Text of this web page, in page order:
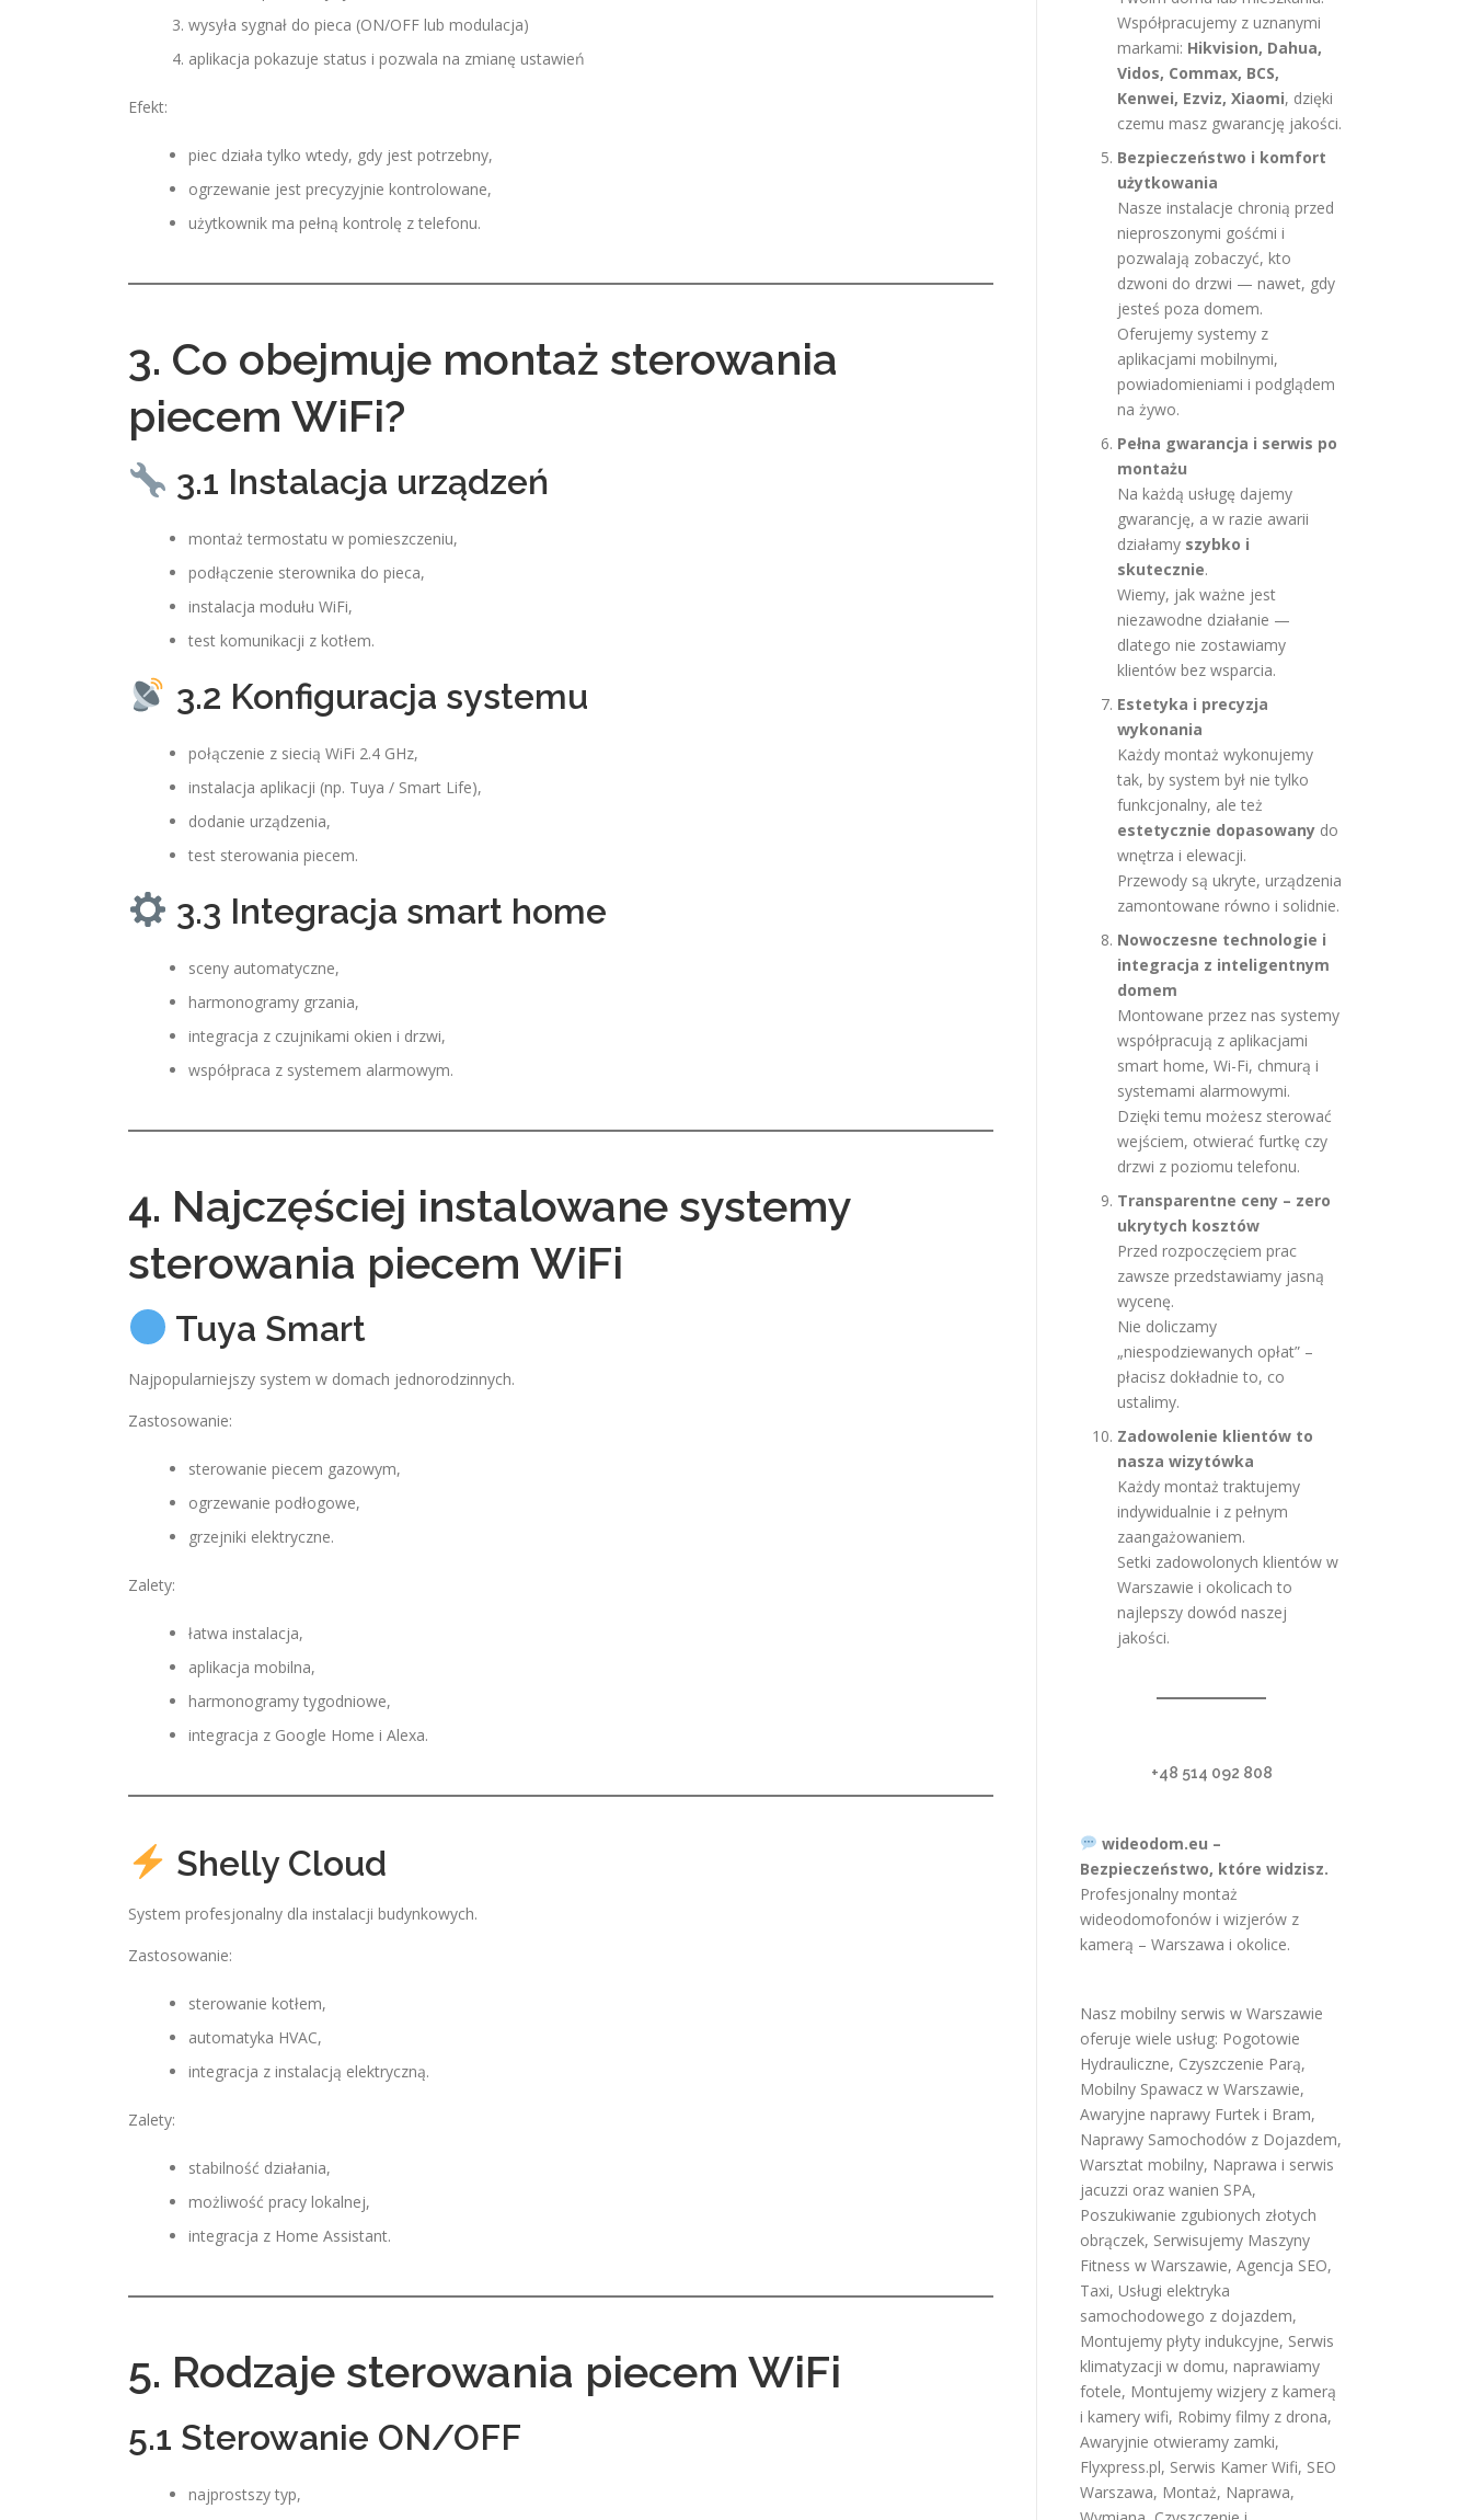
wysyła sygnał do pieca (ON/OFF lub modulacja)
aplikacja pokazuje status i pozwala na zmianę ustawień
Efekt:
piec działa tylko wtedy, gdy jest potrzebny,
ogrzewanie jest precyzyjnie kontrolowane,
użytkownik ma pełną kontrolę z telefonu.
3. Co obejmuje montaż sterowania
piecem WiFi?
3.1 Instalacja urządzeń
montaż termostatu w pomieszczeniu,
podłączenie sterownika do pieca,
instalacja modułu WiFi,
test komunikacji z kotłem.
3.2 Konfiguracja systemu
połączenie z siecią WiFi 2.4 GHz,
instalacja aplikacji (np. Tuya / Smart Life),
dodanie urządzenia,
test sterowania piecem.
3.3 Integracja smart home
sceny automatyczne,
harmonogramy grzania,
integracja z czujnikami okien i drzwi,
współpraca z systemem alarmowym.
4. Najczęściej instalowane systemy
sterowania piecem WiFi
Tuya Smart
Najpopularniejszy system w domach jednorodzinnych.
Zastosowanie:
sterowanie piecem gazowym,
ogrzewanie podłogowe,
grzejniki elektryczne.
Zalety:
łatwa instalacja,
aplikacja mobilna,
harmonogramy tygodniowe,
integracja z Google Home i Alexa.
Shelly Cloud
System profesjonalny dla instalacji budynkowych.
Zastosowanie:
sterowanie kotłem,
automatyka HVAC,
integracja z instalacją elektryczną.
Zalety:
stabilność działania,
możliwość pracy lokalnej,
integracja z Home Assistant.
5. Rodzaje sterowania piecem WiFi
5.1 Sterowanie ON/OFF
najprostszy typ,
Współpracujemy z uznanymi
markami: Hikvision, Dahua,
Vidos, Commax, BCS,
Kenwei, Ezviz, Xiaomi, dzięki
czemu masz gwarancję jakości.
Bezpieczeństwo i komfort
użytkowania
Nasze instalacje chronią przed
nieproszonymi gośćmi i
pozwalają zobaczyć, kto
dzwoni do drzwi — nawet, gdy
jesteś poza domem.
Oferujemy systemy z
aplikacjami mobilnymi,
powiadomieniami i podglądem
na żywo.
Pełna gwarancja i serwis po
montażu
Na każdą usługę dajemy
gwarancję, a w razie awarii
działamy szybko i
skutecznie.
Wiemy, jak ważne jest
niezawodne działanie —
dlatego nie zostawiamy
klientów bez wsparcia.
Estetyka i precyzja
wykonania
Każdy montaż wykonujemy
tak, by system był nie tylko
funkcjonalny, ale też
estetycznie dopasowany do
wnętrza i elewacji.
Przewody są ukryte, urządzenia
zamontowane równo i solidnie.
Nowoczesne technologie i
integracja z inteligentnym
domem
Montowane przez nas systemy
współpracują z aplikacjami
smart home, Wi-Fi, chmurą i
systemami alarmowymi.
Dzięki temu możesz sterować
wejściem, otwierać furtkę czy
drzwi z poziomu telefonu.
Transparentne ceny – zero
ukrytych kosztów
Przed rozpoczęciem prac
zawsze przedstawiamy jasną
wycenę.
Nie doliczamy
„niespodziewanych opłat” –
płacisz dokładnie to, co
ustalimy.
Zadowolenie klientów to
nasza wizytówka
Każdy montaż traktujemy
indywidualnie i z pełnym
zaangażowaniem.
Setki zadowolonych klientów w
Warszawie i okolicach to
najlepszy dowód naszej
jakości.
+48 514 092 808
wideodom.eu –
Bezpieczeństwo, które widzisz.
Profesjonalny montaż
wideodomofonów i wizjerów z
kamerą – Warszawa i okolice.
Nasz mobilny serwis w Warszawie
oferuje wiele usług: Pogotowie
Hydrauliczne, Czyszczenie Parą,
Mobilny Spawacz w Warszawie,
Awaryjne naprawy Furtek i Bram,
Naprawy Samochodów z Dojazdem,
Warsztat mobilny, Naprawa i serwis
jacuzzi oraz wanien SPA,
Poszukiwanie zgubionych złotych
obrączek, Serwisujemy Maszyny
Fitness w Warszawie, Agencja SEO,
Taxi, Usługi elektryka
samochodowego z dojazdem,
Montujemy płyty indukcyjne, Serwis
klimatyzacji w domu, naprawiamy
fotele, Montujemy wizjery z kamerą
i kamery wifi, Robimy filmy z drona,
Awaryjnie otwieramy zamki,
Flyxpress.pl, Serwis Kamer Wifi, SEO
Warszawa, Montaż, Naprawa,